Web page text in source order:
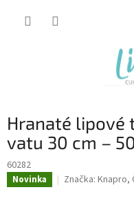
Hranaté lipové
vatu 30 cm –
60282
Novinka Značka: Knapro,